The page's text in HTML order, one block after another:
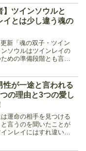
で分かりやすく、特に
然と...
】ツインソウルと
イとは少し違う魂の
新「魂の双子・ツイン
ソウルはツインレイの
めの準備段階とも言わ
別の段階に立っている
、...
性が一途と言われる
の理由と3つの愛し
運命の相手を見つける
言うのを聞いたことが
ンレイにはすれ違いが